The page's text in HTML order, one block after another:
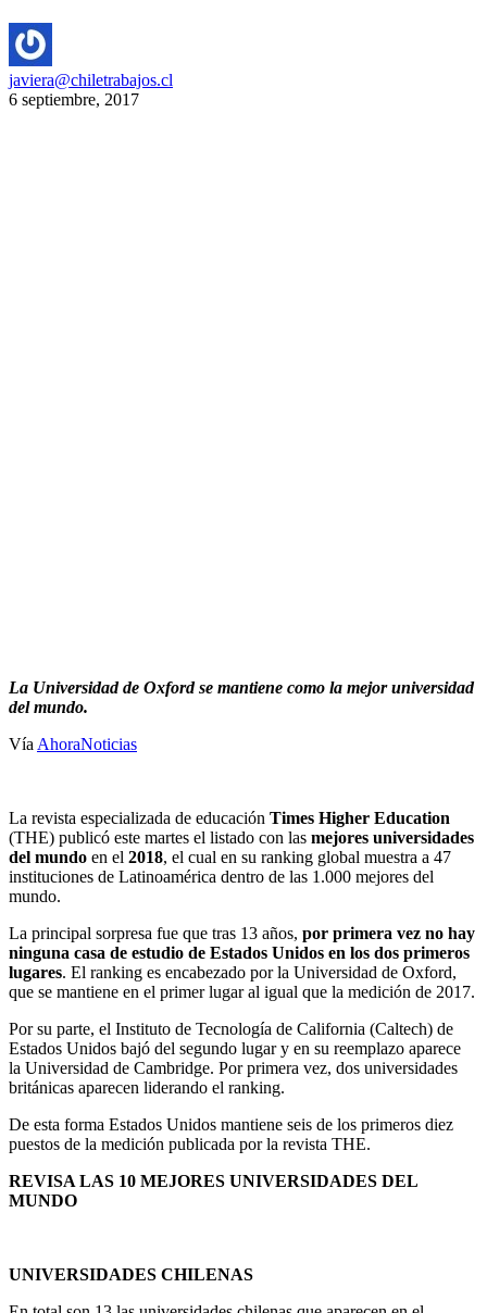
javiera@chiletrabajos.cl
6 septiembre, 2017
La Universidad de Oxford se mantiene como la mejor universidad
del mundo.
Vía AhoraNoticias
La revista especializada de educación Times Higher Education
(THE) publicó este martes el listado con las mejores universidades
del mundo en el 2018, el cual en su ranking global muestra a 47
instituciones de Latinoamérica dentro de las 1.000 mejores del
mundo.
La principal sorpresa fue que tras 13 años, por primera vez no hay
ninguna casa de estudio de Estados Unidos en los dos primeros
lugares. El ranking es encabezado por la Universidad de Oxford,
que se mantiene en el primer lugar al igual que la medición de 2017.
Por su parte, el Instituto de Tecnología de California (Caltech) de
Estados Unidos bajó del segundo lugar y en su reemplazo aparece
la Universidad de Cambridge. Por primera vez, dos universidades
británicas aparecen liderando el ranking.
De esta forma Estados Unidos mantiene seis de los primeros diez
puestos de la medición publicada por la revista THE.
REVISA LAS 10 MEJORES UNIVERSIDADES DEL
MUNDO
UNIVERSIDADES CHILENAS